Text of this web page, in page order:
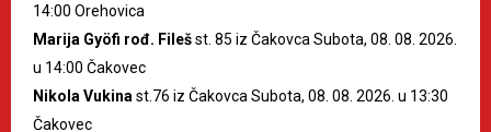
14:00 Orehovica
Marija Gyöfi rođ. Filešst. 85 iz Čakovca Subota, 08. 08. 2026.
u 14:00 Čakovec
Nikola Vukina st.76 iz Čakovca Subota, 08. 08. 2026. u 13:30
Čakovec